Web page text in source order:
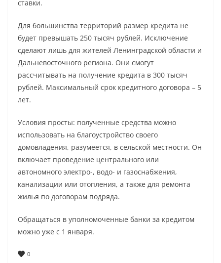
ставки.
Для большинства территорий размер кредита не
будет превышать 250 тысяч рублей. Исключение
сделают лишь для жителей Ленинградской области и
Дальневосточного региона. Они смогут
рассчитывать на получение кредита в 300 тысяч
рублей. Максимальный срок кредитного договора – 5
лет.
Условия просты: полученные средства можно
использовать на благоустройство своего
домовладения, разумеется, в сельской местности. Он
включает проведение центрального или
автономного электро-, водо- и газоснабжения,
канализации или отопления, а также для ремонта
жилья по договорам подряда.
Обращаться в уполномоченные банки за кредитом
можно уже с 1 января.
0